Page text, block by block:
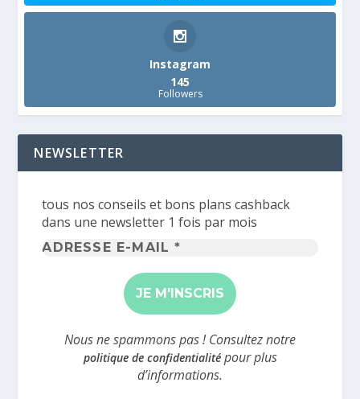
Instagram
145
Followers
NEWSLETTER
tous nos conseils et bons plans cashback
dans une newsletter 1 fois par mois
Adresse
mail
*
Nous ne spammons pas ! Consultez notre
politique de confidentialitépour plus
d’informations.